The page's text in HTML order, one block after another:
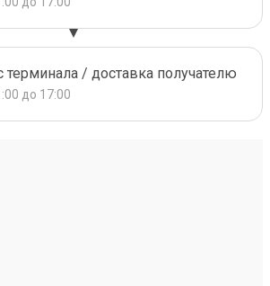
/ доставка получателю
до 17:00